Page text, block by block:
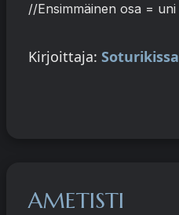
//Ensimmäinen osa = uni
Kirjoittaja: Soturikissa
AMETISTI